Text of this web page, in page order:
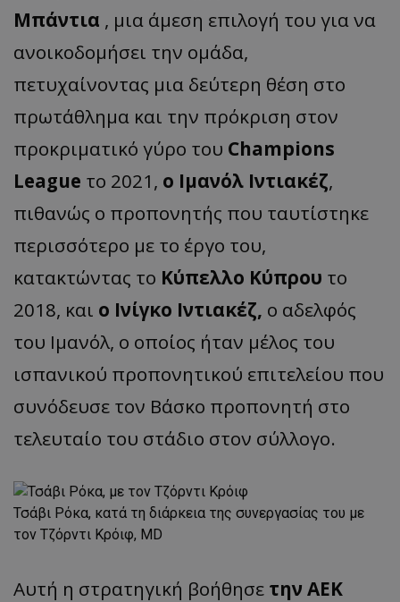
Μπάντια , μια άμεση επιλογή του για να
ανοικοδομήσει την ομάδα,
πετυχαίνοντας μια δεύτερη θέση στο
πρωτάθλημα και την πρόκριση στον
προκριματικό γύρο του Champions
League το 2021, ο Ιμανόλ Ιντιακέζ,
πιθανώς ο προπονητής που ταυτίστηκε
περισσότερο με το έργο του,
κατακτώντας το Κύπελλο Κύπρου το
2018, και ο Ινίγκο Ιντιακέζ, ο αδελφός
του Ιμανόλ, ο οποίος ήταν μέλος του
ισπανικού προπονητικού επιτελείου που
συνόδευσε τον Βάσκο προπονητή στο
τελευταίο του στάδιο στον σύλλογο.
Τσάβι Ρόκα, κατά τη διάρκεια της συνεργασίας του με
τον Τζόρντι Κρόιφ, MD
Αυτή η στρατηγική βοήθησε την ΑΕΚ